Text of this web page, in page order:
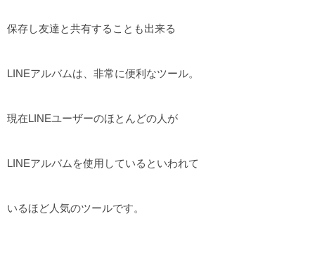
保存し友達と共有することも出来る
LINEアルバムは、非常に便利なツール。
現在LINEユーザーのほとんどの人が
LINEアルバムを使用しているといわれて
いるほど人気のツールです。